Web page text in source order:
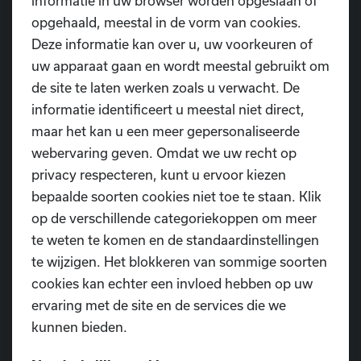
opgehaald, meestal in de vorm van cookies.
Deze informatie kan over u, uw voorkeuren of
uw apparaat gaan en wordt meestal gebruikt om
de site te laten werken zoals u verwacht. De
informatie identificeert u meestal niet direct,
maar het kan u een meer gepersonaliseerde
webervaring geven. Omdat we uw recht op
privacy respecteren, kunt u ervoor kiezen
bepaalde soorten cookies niet toe te staan. Klik
op de verschillende categoriekoppen om meer
te weten te komen en de standaardinstellingen
te wijzigen. Het blokkeren van sommige soorten
cookies kan echter een invloed hebben op uw
ervaring met de site en de services die we
kunnen bieden.